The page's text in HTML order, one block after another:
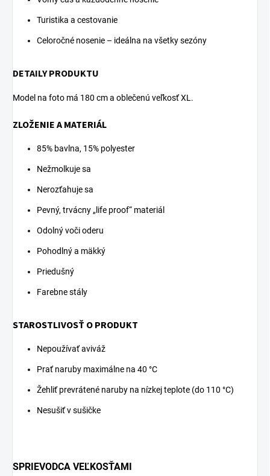
Turistika a cestovanie
Celoročné nosenie – ideálna na všetky sezóny
DETAILY PRODUKTU
Model na foto má 180 cm a oblečenú veľkosť XL.
ZLOŽENIE A MATERIÁL
85% bavlna, 15% polyester
Nežmolkuje sa
Nerozťahuje sa
Pevný, trvácny „life proof“ materiál
Odolný voči oderu
Pohodlný a mäkký
Priedušný
Farebne stály
STAROSTLIVOSŤ O PRODUKT
Nepoužívať aviváž
Prať naruby maximálne na 40 °C
Žehliť prevrátené naruby na nízkej teplote (do 110 °C)
Nesušiť v sušičke
SPRIEVODCA VEĽKOSŤAMI